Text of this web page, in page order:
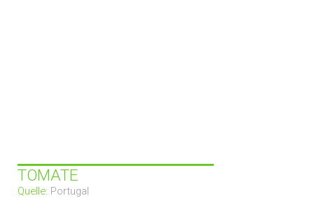
TOMATE
Quelle: Portugal